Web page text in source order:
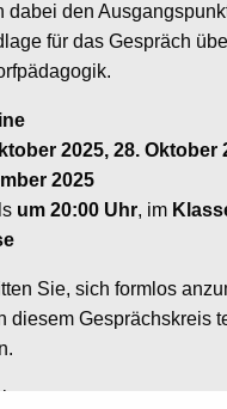
dabei den
für das Gespräch
2025, 28. Oktober
2025
um 20:00 Uhr, im
Sie, sich formlos
diesem Gesprächskreis